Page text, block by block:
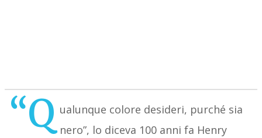
“Q ualunque colore desideri, purché sia
nero”, lo diceva 100 anni fa Henry